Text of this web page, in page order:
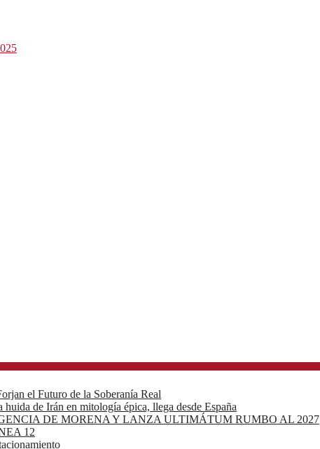
el Futuro de la Soberanía Real
de Irán en mitología épica, llega desde España
DE MORENA Y LANZA ULTIMÁTUM RUMBO AL 2027
12